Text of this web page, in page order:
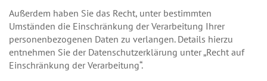
Außerdem haben Sie das Recht, unter bestimmten
Umständen die Einschränkung der Verarbeitung Ihrer
personenbezogenen Daten zu verlangen. Details hierzu
entnehmen Sie der Datenschutzerklärung unter „Recht auf
Einschränkung der Verarbeitung“.